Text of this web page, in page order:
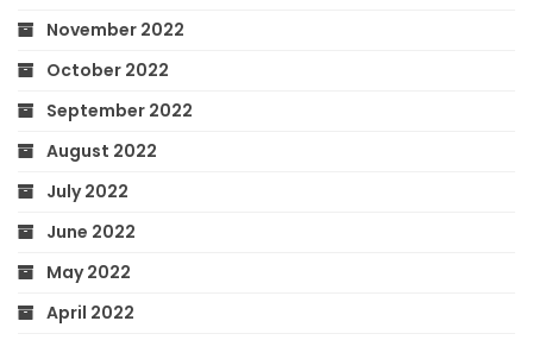
November 2022
October 2022
September 2022
August 2022
July 2022
June 2022
May 2022
April 2022